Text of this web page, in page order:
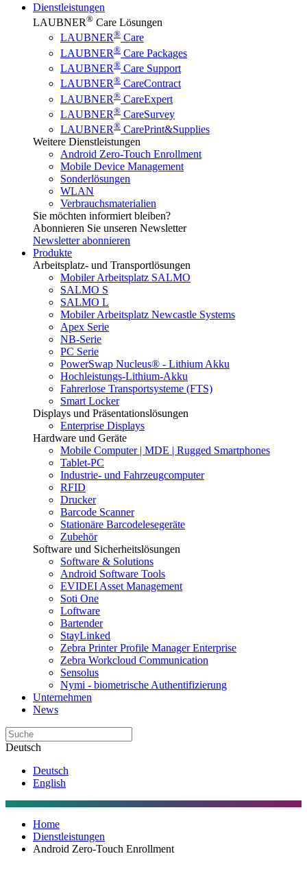
Dienstleistungen
LAUBNER® Care Lösungen
LAUBNER® Care
LAUBNER® Care Packages
LAUBNER® Care Support
LAUBNER® CareContract
LAUBNER® CareExpert
LAUBNER® CareSurvey
LAUBNER® CarePrint&Supplies
Weitere Dienstleistungen
Android Zero-Touch Enrollment
Mobile Device Management
Sonderlösungen
WLAN
Verbrauchsmaterialien
Sie möchten informiert bleiben?
Abonnieren Sie unseren Newsletter
Newsletter abonnieren
Produkte
Arbeitsplatz- und Transportlösungen
Mobiler Arbeitsplatz SALMO
SALMO S
SALMO L
Mobiler Arbeitsplatz Newcastle Systems
Apex Serie
NB-Serie
PC Serie
PowerSwap Nucleus® - Lithium Akku
Hochleistungs-Lithium-Akku
Fahrerlose Transportsysteme (FTS)
Smart Locker
Displays und Präsentationslösungen
Enterprise Displays
Hardware und Geräte
Mobile Computer | MDE | Rugged Smartphones
Tablet-PC
Industrie- und Fahrzeugcomputer
RFID
Drucker
Barcode Scanner
Stationäre Barcodelesegeräte
Zubehör
Software und Sicherheitslösungen
Software & Solutions
Android Software Tools
EVIDEI Asset Management
Soti One
Loftware
Bartender
StayLinked
Zebra Printer Profile Manager Enterprise
Zebra Workcloud Communication
Sensolus
Nymi - biometrische Authentifizierung
Unternehmen
News
Deutsch
Deutsch
English
Home
Dienstleistungen
Android Zero-Touch Enrollment